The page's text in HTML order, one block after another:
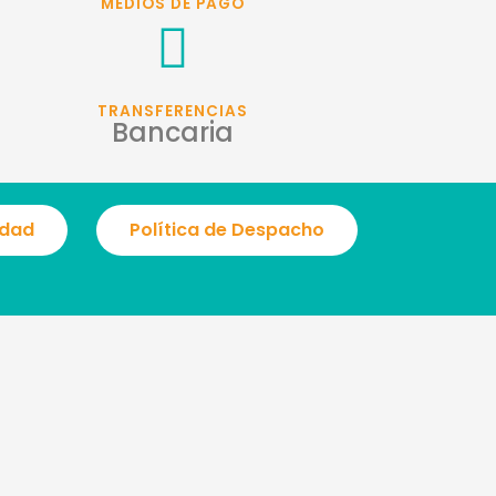
TRANSFERENCIAS
Bancaria
Política de Despacho